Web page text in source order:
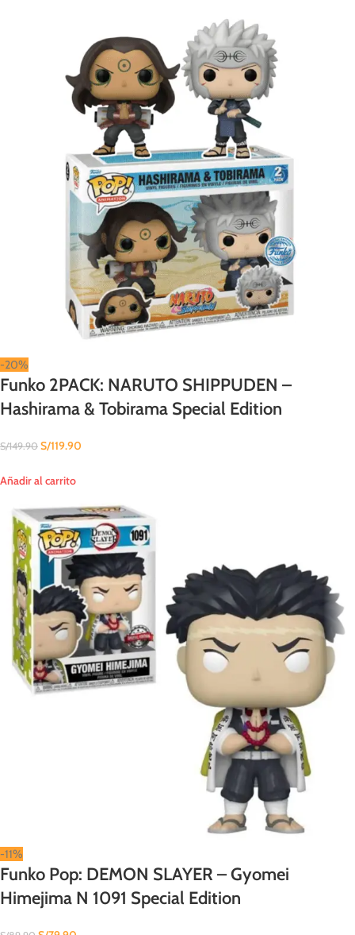
-20%
Funko 2PACK: NARUTO SHIPPUDEN –
Hashirama & Tobirama Special Edition
S/149.90 S/119.90
Añadir al carrito
-11%
Funko Pop: DEMON SLAYER – Gyomei
Himejima N 1091 Special Edition